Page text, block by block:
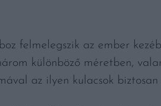
felmelegszik az ember
különböző méretben,
az ilyen kulacsok biztosan